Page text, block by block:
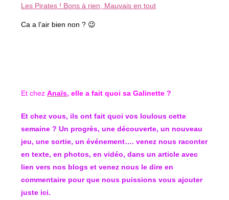
Les Pirates ! Bons à rien, Mauvais en tout
Ca a l’air bien non ? 😉
Et chezAnaïs, elle a fait quoi sa Galinette ?
Et chez vous, ils ont fait quoi vos loulous cette
semaine ? Un progrès, une découverte, un nouveau
jeu, une sortie, un événement…. venez nous raconter
en texte, en photos, en vidéo, dans un article avec
lien vers nos blogs et venez nous le dire en
commentaire pour que nous puissions vous ajouter
juste ici.